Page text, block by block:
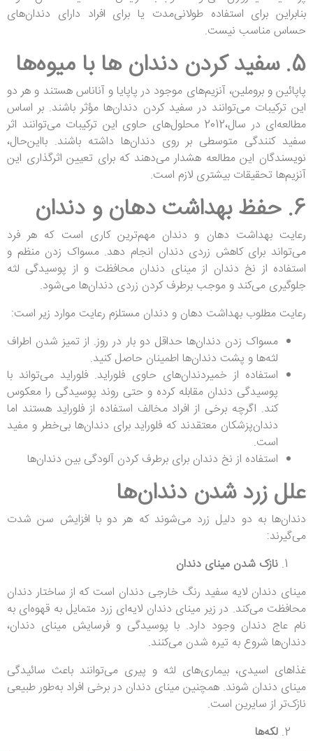
بنابراین برای استفاده طولانی‌مدت یا برای افراد دارای دندان‌های
حساس مناسب نیست.
5. سفید کردن دندان ها با میوه‌ها
پاپائین و بروملین، آنزیم‌های موجود در پاپایا و آناناس هستند و هر دو
این ترکیبات می‌توانند در سفید کردن دندان‌ها مؤثر باشند. بر اساس
مطالعه‌ای در سال،2012 محلول‌های حاوی این ترکیبات می‌توانند اثر
سفید کنندگی متوسطی بر روی دندان‌ها داشته باشند. بااین‌حال،
نویسندگان این مطالعه هشدار می‌دهند که برای تعیین اثرگذاری این
آنزیم‌ها تحقیقات بیشتری لازم است.
6. حفظ بهداشت دهان و دندان
رعایت بهداشت دهان و دندان مهم‌ترین کاری است که هر فرد
می‌تواند برای کاهش زردی دندان انجام دهد. مسواک زدن منظم و
استفاده از نخ دندان از مینای دندان محافظت و از پوسیدگی لثه
جلوگیری می‌کند و موجب برطرف کردن زردی دندان‌ها می‌شود.
رعایت مطلوب بهداشت دهان و دندان مستلزم رعایت موارد زیر است:
مسواک زدن دندان‌ها حداقل دو بار در روز. از تمیز شدن اطراف
لثه‌ها و پشت دندان‌ها اطمینان حاصل کنید.
استفاده از خمیردندان‌های حاوی فلوراید. فلوراید می‌تواند با
پوسیدگی دندان مقابله کرده و حتی روند پوسیدگی را معکوس
کند. اگرچه برخی از افراد مخالف استفاده از فلوراید هستند اما
دندان‌پزشکان معتقدند که فلوراید برای دندان‌ها بی‌خطر و مفید
است.
استفاده از نخ دندان برای برطرف کردن آلودگی بین دندان‌ها
علل زرد شدن دندان‌ها
دندان‌ها به دو دلیل زرد می‌شوند که هر دو با افزایش سن شدت
می‌گیرند:
نازک شدن مینای دندان
مینای دندان لایه سفید رنگ خارجی دندان است که از ساختار دندان
محافظت می‌کند. در زیر مینای دندان لایه‌ای زرد متمایل به قهوه‌ای به
نام عاج دندان وجود دارد. با پوسیدگی و فرسایش مینای دندان،
دندان‌ها شروع به تیره شدن می‌کنند.
غذاهای اسیدی، بیماری‌های لثه و پیری می‌توانند باعث سائیدگی
مینای دندان شوند. همچنین مینای دندان در برخی افراد به‌طور طبیعی
نازک‌تر از سایرین است.
لکه‌ها